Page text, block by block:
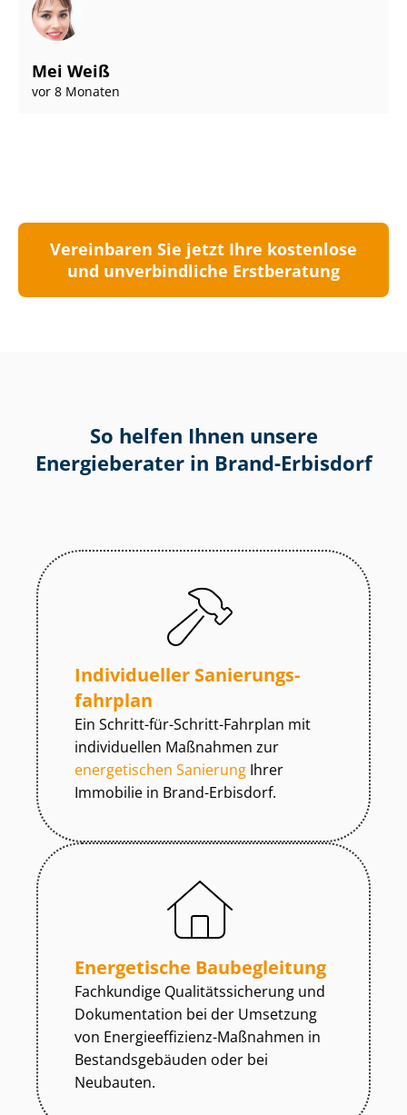
Mei Weiß
vor 8 Monaten
Vereinbaren Sie jetzt Ihre kostenlose
und unverbindliche Erstberatung
So helfen Ihnen unsere
Energieberater in Brand-Erbisdorf
Individueller Sa­nie­rungs­
fahr­plan
Ein Schritt-für-Schritt-Fahrplan mit
individuellen Maßnahmen zur
energetischen Sanierung Ihrer
Immobilie in Brand-Erbisdorf.
Energetische Baubegleitung
Fachkundige Qua­li­täts­si­che­rung und
Dokumentation bei der Umsetzung
von En­er­gie­ef­fi­zi­enz-Maßnahmen in
Be­stands­ge­bäu­den oder bei
Neubauten.